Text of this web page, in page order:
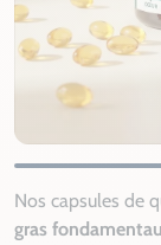
Nos capsules de
gras